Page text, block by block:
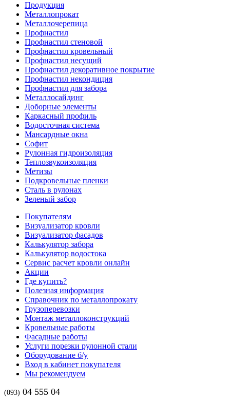
Продукция
Металлопрокат
Металлочерепица
Профнастил
Профнастил стеновой
Профнастил кровельный
Профнастил несущий
Профнастил декоративное покрытие
Профнастил некондиция
Профнастил для забора
Металлосайдинг
Доборные элементы
Каркасный профиль
Водосточная система
Мансардные окна
Софит
Рулонная гидроизоляция
Теплозвукоизоляция
Метизы
Подкровельные пленки
Сталь в рулонах
Зеленый забор
Покупателям
Визуализатор кровли
Визуализатор фасадов
Калькулятор забора
Калькулятор водостока
Сервис расчет кровли онлайн
Акции
Где купить?
Полезная информация
Справочник по металлопрокату
Грузоперевозки
Монтаж металлоконструкций
Кровельные работы
Фасадные работы
Услуги порезки рулонной стали
Оборудование б/у
Вход в кабинет покупателя
Мы рекомендуем
(093) 04 555 04